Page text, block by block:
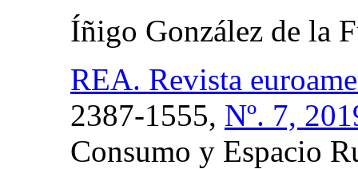
Íñigo González de la
REA. Revista
2387-1555, Nº. 7,
Consumo y Espacio